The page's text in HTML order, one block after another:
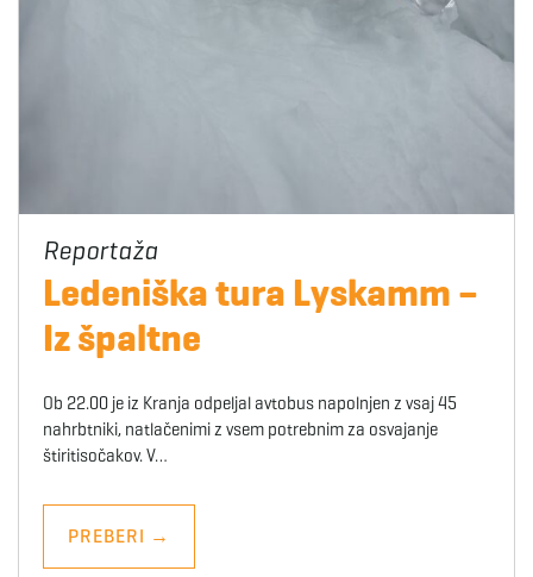
Ledeniška tura Lyskamm –
Iz špaltne
Ob 22.00 je iz Kranja odpeljal avtobus napolnjen z vsaj 45
nahrbtniki, natlačenimi z vsem potrebnim za osvajanje
štiritisočakov. V…
PREBERI →